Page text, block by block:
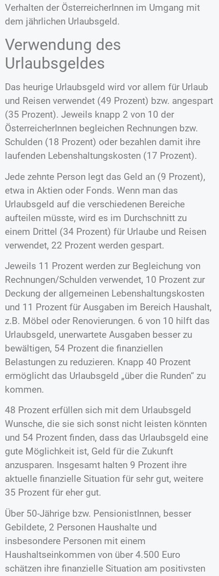
Verhalten der ÖsterreicherInnen im Umgang mit
dem jährlichen Urlaubsgeld.
Verwendung des
Urlaubsgeldes
Das heurige Urlaubsgeld wird vor allem für Urlaub
und Reisen verwendet (49 Prozent) bzw. angespart
(35 Prozent). Jeweils knapp 2 von 10 der
ÖsterreicherInnen begleichen Rechnungen bzw.
Schulden (18 Prozent) oder bezahlen damit ihre
laufenden Lebenshaltungskosten (17 Prozent).
Jede zehnte Person legt das Geld an (9 Prozent),
etwa in Aktien oder Fonds. Wenn man das
Urlaubsgeld auf die verschiedenen Bereiche
aufteilen müsste, wird es im Durchschnitt zu
einem Drittel (34 Prozent) für Urlaube und Reisen
verwendet, 22 Prozent werden gespart.
Jeweils 11 Prozent werden zur Begleichung von
Rechnungen/Schulden verwendet, 10 Prozent zur
Deckung der allgemeinen Lebenshaltungskosten
und 11 Prozent für Ausgaben im Bereich Haushalt,
z.B. Möbel oder Renovierungen. 6 von 10 hilft das
Urlaubsgeld, unerwartete Ausgaben besser zu
bewältigen, 54 Prozent die finanziellen
Belastungen zu reduzieren. Knapp 40 Prozent
ermöglicht das Urlaubsgeld „über die Runden“ zu
kommen.
48 Prozent erfüllen sich mit dem Urlaubsgeld
Wunsche, die sie sich sonst nicht leisten könnten
und 54 Prozent finden, dass das Urlaubsgeld eine
gute Möglichkeit ist, Geld für die Zukunft
anzusparen. Insgesamt halten 9 Prozent ihre
aktuelle finanzielle Situation für sehr gut, weitere
35 Prozent für eher gut.
Über 50-Jährige bzw. PensionistInnen, besser
Gebildete, 2 Personen Haushalte und
insbesondere Personen mit einem
Haushaltseinkommen von über 4.500 Euro
schätzen ihre finanzielle Situation am positivsten